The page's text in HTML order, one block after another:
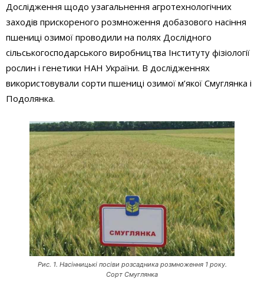
Дослідження щодо узагальнення агротехнологічних
заходів прискореного розмноження добазового насіння
пшениці озимої проводили на полях Дослідного
сільськогосподарського виробництва Інституту фізіології
рослин і генетики НАН України. В дослідженнях
використовували сорти пшениці озимої м’якої Смуглянка і
Подолянка.
Рис. 1. Насінницькі посіви розсадника розмноження 1 року.
Сорт Смуглянка